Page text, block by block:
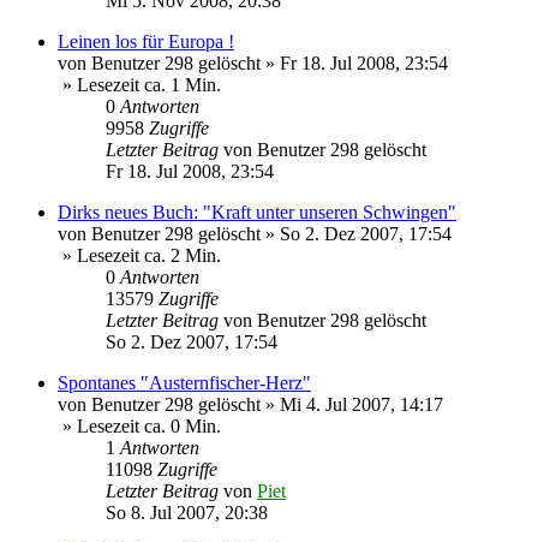
Leinen los für Europa !
von Benutzer 298 gelöscht» Fr 18. Jul 2008, 23:54
» Lesezeit ca. 1 Min.
0Antworten
9958 Zugriffe
Letzter Beitrag von Benutzer 298 gelöscht
Fr 18. Jul 2008, 23:54
Dirks neues Buch: "Kraft unter unseren Schwingen"
von Benutzer 298 gelöscht» So 2. Dez 2007, 17:54
» Lesezeit ca. 2 Min.
0Antworten
13579 Zugriffe
Letzter Beitrag von Benutzer 298 gelöscht
So 2. Dez 2007, 17:54
Spontanes "Austernfischer-Herz"
von Benutzer 298 gelöscht» Mi 4. Jul 2007, 14:17
» Lesezeit ca. 0 Min.
1Antworten
11098 Zugriffe
Letzter Beitrag von Piet
So 8. Jul 2007, 20:38